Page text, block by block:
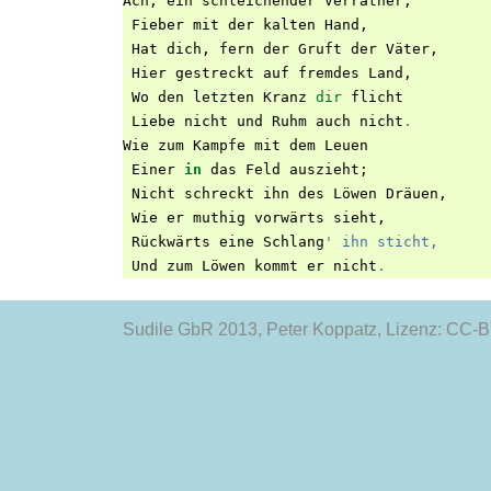
Fieber mit der kalten Hand ,
Hat dich , fern der Gruft der Väter ,
Hier gestreckt auf fremdes Land ,
Wo den letzten Kranz dir flicht
Liebe
nicht und Ruhm auch nicht .
Wie
zum Kampfe mit dem Leuen
Einer in das Feld auszieht ;
Nicht
schreckt ihn des Löwen Dräuen ,
Wie er muthig vorwärts sieht ,
Rückwärts eine Schlang ' ihn sticht,
Und
zum Löwen kommt er nicht .
Sudile GbR 2013, Peter Koppatz, Lizenz: CC-